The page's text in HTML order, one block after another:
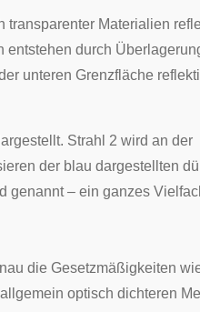
transparenter Materialien
entstehen durch
unteren Grenzfläche
Strahl 2 wird an der
der blau dargestellten
genannt – ein ganzes
die Gesetzmäßigkeiten
optisch dichteren